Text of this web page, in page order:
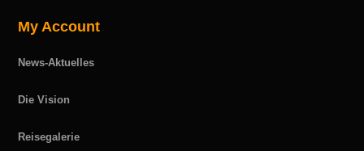
My Account
News-Aktuelles
Die Vision
Reisegalerie